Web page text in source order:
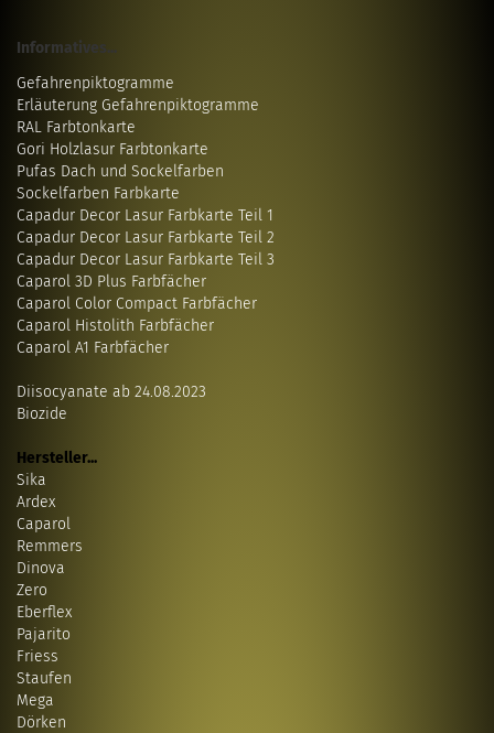
Informatives...
Gefahrenpiktogramme
Erläuterung Gefahrenpiktogramme
RAL Farbtonkarte
Gori Holzlasur Farbtonkarte
Pufas Dach und Sockelfarben
Sockelfarben Farbkarte
Capadur Decor Lasur Farbkarte Teil 1
Capadur Decor Lasur Farbkarte Teil 2
Capadur Decor Lasur Farbkarte Teil 3
Caparol 3D Plus Farbfächer
Caparol Color Compact Farbfächer
Caparol Histolith Farbfächer
Caparol A1 Farbfächer
Diisocyanate ab 24.08.2023
Biozide
Hersteller...
Sika
Ardex
Caparol
Remmers
Dinova
Zero
Eberflex
Pajarito
Friess
Staufen
Mega
Dörken